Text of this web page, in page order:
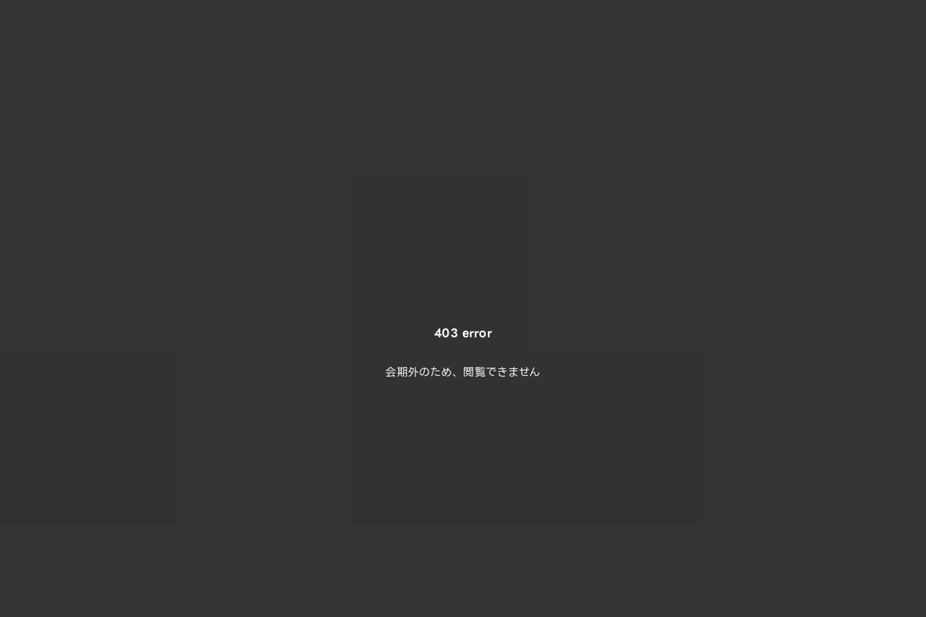
403 error
会期外のため、閲覧できません